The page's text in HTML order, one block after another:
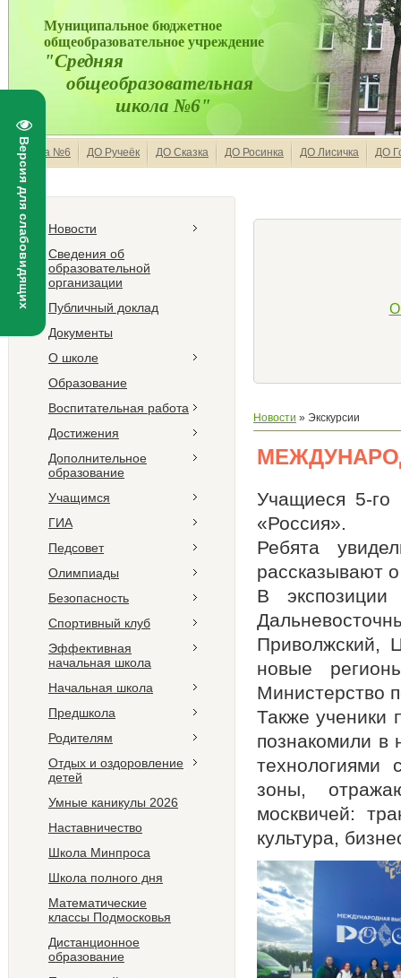
Версия для слабовидящих
Муниципальное бюджетное
общеобразовательное учреждение
"Средняя
общеобразовательная
школа №6"
Школа №6 ДО Ручеёк ДО Сказка ДО Росинка ДО Лисичка ДО
Новости
Сведения об
образовательной
организации
Публичный доклад
Документы
О школе
Образование
Воспитательная работа
Достижения
Дополнительное
образование
Учащимся
ГИА
Педсовет
Олимпиады
Безопасность
Спортивный клуб
Эффективная
начальная школа
Начальная школа
Предшкола
Родителям
Отдых и оздоровление
детей
Умные каникулы 2026
Наставничество
Школа Минпроса
Школа полного дня
Математические
классы Подмосковья
Дистанционное
образование
О
Новости » Экскурсии
Учащиеся 5-го
«Россия».
Ребята
рассказывают
В
Приволжский,
новые
Министерство
Также ученики
познакомили
технологиями
зоны,
москвичей:
культура,